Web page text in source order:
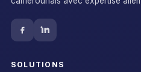
SOLUTIONS